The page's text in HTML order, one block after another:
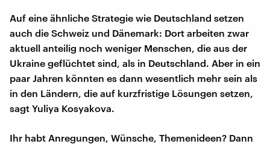
Auf eine ähnliche Strategie wie Deutschland setzen
auch die Schweiz und Dänemark: Dort arbeiten zwar
aktuell anteilig noch weniger Menschen, die aus der
Ukraine geflüchtet sind, als in Deutschland. Aber in ein
paar Jahren könnten es dann wesentlich mehr sein als
in den Ländern, die auf kurzfristige Lösungen setzen,
sagt Yuliya Kosyakova.
Ihr habt Anregungen, Wünsche, Themenideen? Dann